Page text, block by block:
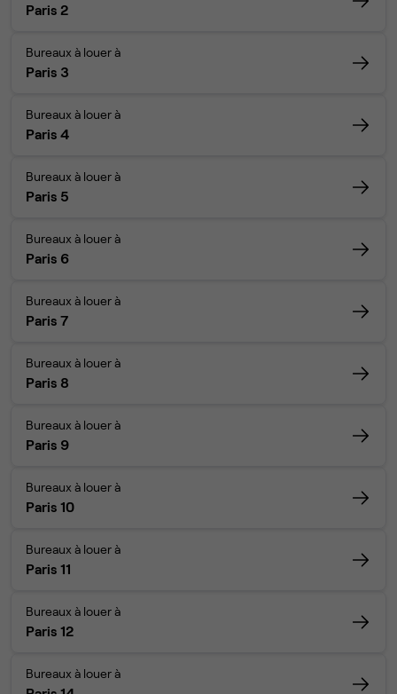
Paris 2
Bureaux à louer à
Paris 3
Bureaux à louer à
Paris 4
Bureaux à louer à
Paris 5
Bureaux à louer à
Paris 6
Bureaux à louer à
Paris 7
Bureaux à louer à
Paris 8
Bureaux à louer à
Paris 9
Bureaux à louer à
Paris 10
Bureaux à louer à
Paris 11
Bureaux à louer à
Paris 12
Bureaux à louer à